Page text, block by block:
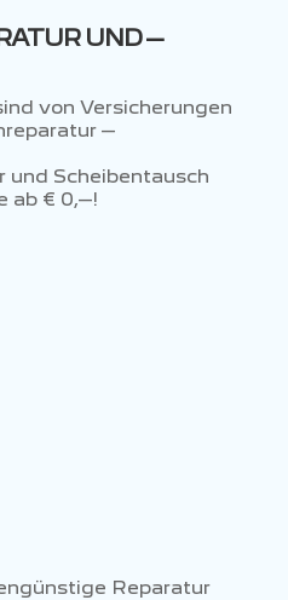
UND –
von Versicherungen
–
und Scheibentausch
ab € 0,–!
Reparatur